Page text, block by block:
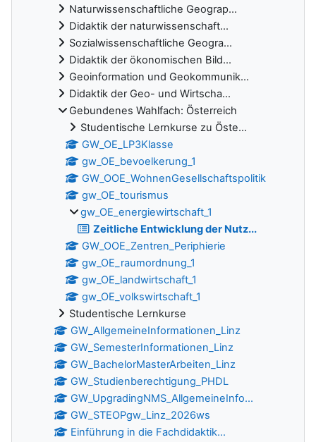
Naturwissenschaftliche Geograp...
Didaktik der naturwissenschaft...
Sozialwissenschaftliche Geogra...
Didaktik der ökonomischen Bild...
Geoinformation und Geokommunik...
Didaktik der Geo- und Wirtscha...
Gebundenes Wahlfach: Österreich
Studentische Lernkurse zu Öste...
GW_OE_LP3Klasse
gw_OE_bevoelkerung_1
GW_OOE_WohnenGesellschaftspolitik
gw_OE_tourismus
gw_OE_energiewirtschaft_1
Zeitliche Entwicklung der Nutz...
GW_OOE_Zentren_Periphierie
gw_OE_raumordnung_1
gw_OE_landwirtschaft_1
gw_OE_volkswirtschaft_1
Studentische Lernkurse
GW_AllgemeineInformationen_Linz
GW_SemesterInformationen_Linz
GW_BachelorMasterArbeiten_Linz
GW_Studienberechtigung_PHDL
GW_UpgradingNMS_AllgemeineInfo...
GW_STEOPgw_Linz_2026ws
Einführung in die Fachdidaktik...